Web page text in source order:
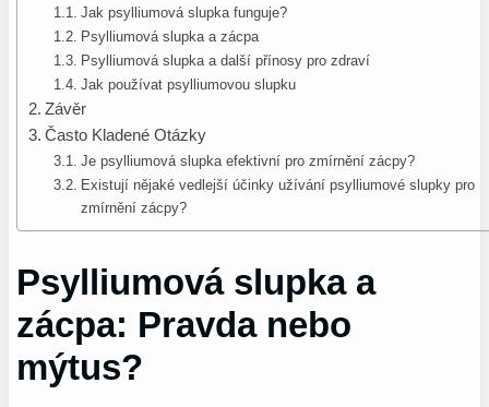
Jak psylliumová slupka funguje?
Psylliumová slupka a zácpa
Psylliumová slupka a další přínosy pro zdraví
Jak používat psylliumovou slupku
Závěr
Často Kladené Otázky
Je psylliumová slupka efektivní pro zmírnění zácpy?
Existují nějaké vedlejší účinky užívání psylliumové slupky pro
zmírnění zácpy?
Psylliumová slupka a
zácpa: Pravda nebo
mýtus?